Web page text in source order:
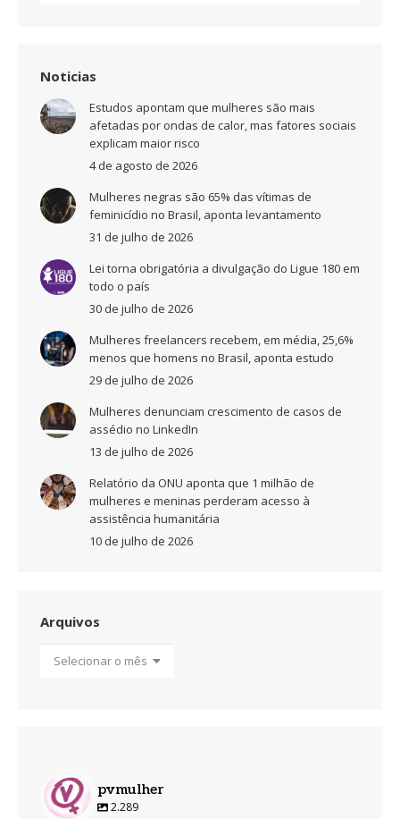
Noticias
Estudos apontam que mulheres são mais
afetadas por ondas de calor, mas fatores sociais
explicam maior risco
4 de agosto de 2026
Mulheres negras são 65% das vítimas de
feminicídio no Brasil, aponta levantamento
31 de julho de 2026
Lei torna obrigatória a divulgação do Ligue 180 em
todo o país
30 de julho de 2026
Mulheres freelancers recebem, em média, 25,6%
menos que homens no Brasil, aponta estudo
29 de julho de 2026
Mulheres denunciam crescimento de casos de
assédio no LinkedIn
13 de julho de 2026
Relatório da ONU aponta que 1 milhão de
mulheres e meninas perderam acesso à
assistência humanitária
10 de julho de 2026
Arquivos
pvmulher
2.289